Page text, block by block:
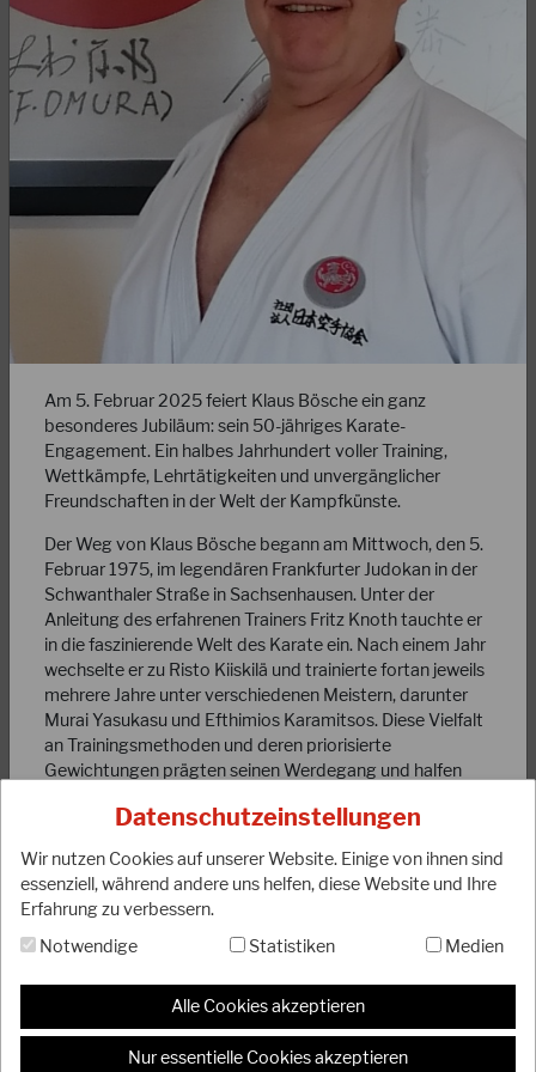
Datenschutzeinstellungen
Wir nutzen Cookies auf unserer Website. Einige von ihnen sind
essenziell, während andere uns helfen, diese Website und Ihre
Erfahrung zu verbessern.
Notwendige
Statistiken Medien
Alle Cookies akzeptieren
Nur essentielle Cookies akzeptieren
JKA-Membership
Liebe Mitglieder, wie ihr vielleicht bereits wisst, hat die
JKA/WF im Juli 2022 ihre Statuten geändert. Leider herrscht
im Augenblick große Verwirrung…
18.09.2023
Anpassung der DJKB-Mitgliedsbeiträge
Liebe DJKB-Mitglieder, liebe Karateka, unser Präsidium
dem kommenden Jahr 2024 eine Anpassung…
WEITERLESEN
Am 5. Februar 2025 feiert Klaus Bösche ein ganz
besonderes Jubiläum: sein 50-jähriges Karate-
Engagement. Ein halbes Jahrhundert voller Training,
Wettkämpfe, Lehrtätigkeiten und unvergänglicher
Freundschaften in der Welt der Kampfkünste.
Der Weg von Klaus Bösche begann am Mittwoch, den 5.
Februar 1975, im legendären Frankfurter Judokan in der
Schwanthaler Straße in Sachsenhausen. Unter der
Anleitung des erfahrenen Trainers Fritz Knoth tauchte er
in die faszinierende Welt des Karate ein. Nach einem Jahr
wechselte er zu Risto Kiiskilä und trainierte fortan jeweils
mehrere Jahre unter verschiedenen Meistern, darunter
Murai Yasukasu und Efthimios Karamitsos. Diese Vielfalt
an Trainingsmethoden und deren priorisierte
Gewichtungen prägten seinen Werdegang und halfen
Klaus die Leitung des Karate-Trainings im Budo-Club
Dietzenbach. Seither hat er zahlreiche Karateka
ausgebildet und inspiriert. Sein Engagement führte ihn
weiter zum Karate-Club Dreieich (1984), dann zum
zum TANREN-DOJO-DIETZENBACH, wo er nun als
YONDAN-Grad (4. Dan) tätig ist und seine Schüler in der
Kunst des Karate unterweist.